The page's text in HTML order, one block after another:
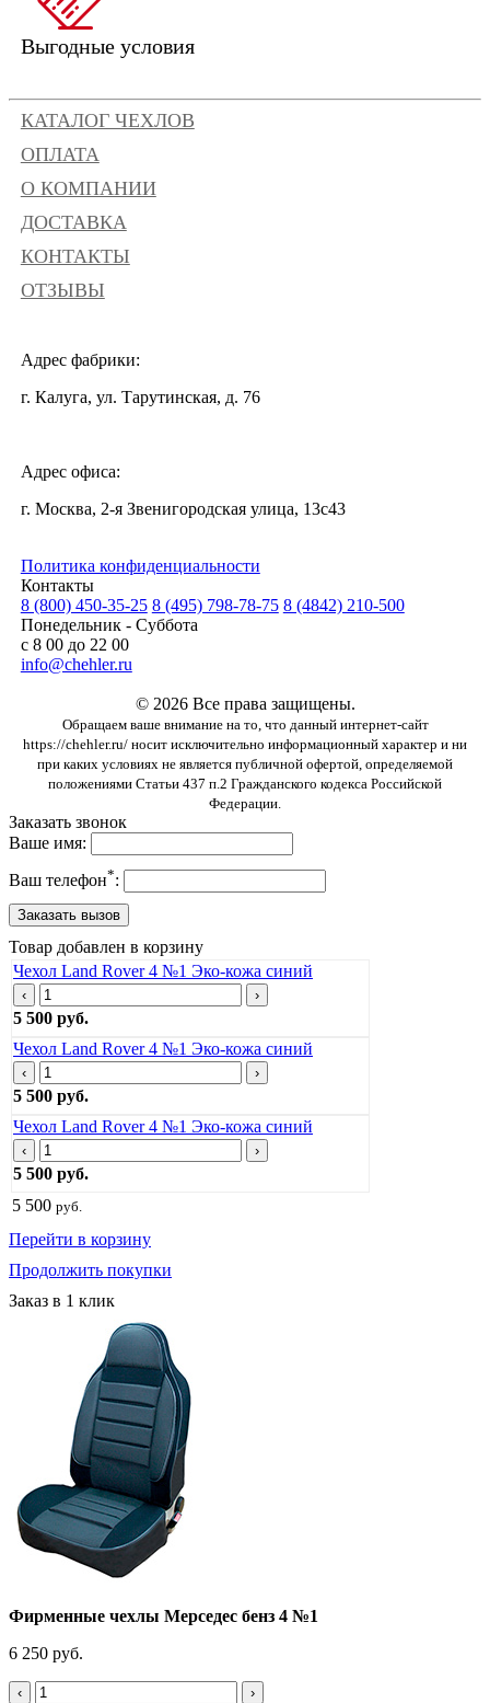
Выгодные условия
КАТАЛОГ ЧЕХЛОВ
ОПЛАТА
О КОМПАНИИ
ДОСТАВКА
КОНТАКТЫ
ОТЗЫВЫ
Адрес фабрики:
г. Калуга, ул. Тарутинская, д. 76
Адрес офиса:
г. Москва, 2-я Звенигородская улица, 13с43
Политика конфиденциальности
Контакты
8 (800) 450-35-25 8 (495) 798-78-75 8 (4842) 210-500
Понедельник - Суббота
с 8 00 до 22 00
info@chehler.ru
© 2026 Все права защищены.
Обращаем ваше внимание на то, что данный интернет-сайт
https://chehler.ru/ носит исключительно информационный характер и ни
при каких условиях не является публичной офертой, определяемой
положениями Статьи 437 п.2 Гражданского кодекса Российской
Федерации.
Заказать звонок
Ваше имя:
Ваш телефон*:
Товар добавлен в корзину
Чехол Land Rover 4 №1 Эко-кожа синий
‹ ›
5 500 руб.
Чехол Land Rover 4 №1 Эко-кожа синий
‹ ›
5 500 руб.
Чехол Land Rover 4 №1 Эко-кожа синий
‹ ›
5 500 руб.
5 500 руб.
Перейти в корзину
Продолжить покупки
Заказ в 1 клик
Фирменные чехлы Мерседес бенз 4 №1
6 250 руб.
‹ ›